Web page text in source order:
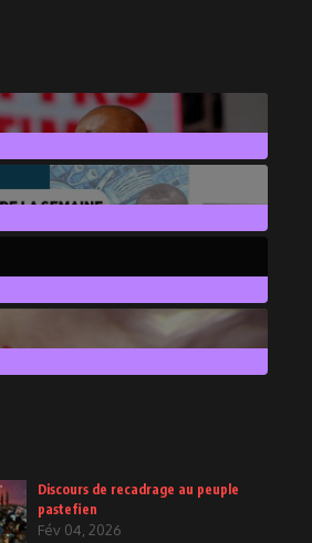
376Posts
6Posts
Discours de recadrage au peuple
pastefien
Fév 04, 2026